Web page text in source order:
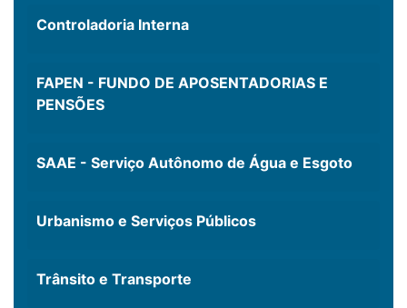
Controladoria Interna
FAPEN - FUNDO DE APOSENTADORIAS E
PENSÕES
SAAE - Serviço Autônomo de Água e Esgoto
Urbanismo e Serviços Públicos
Trânsito e Transporte